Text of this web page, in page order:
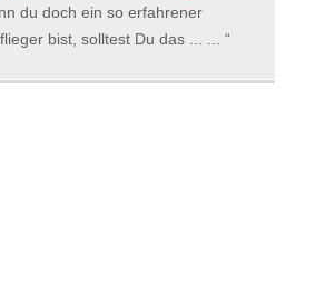
du doch ein so erfahrener
bist, solltest Du das ... ...